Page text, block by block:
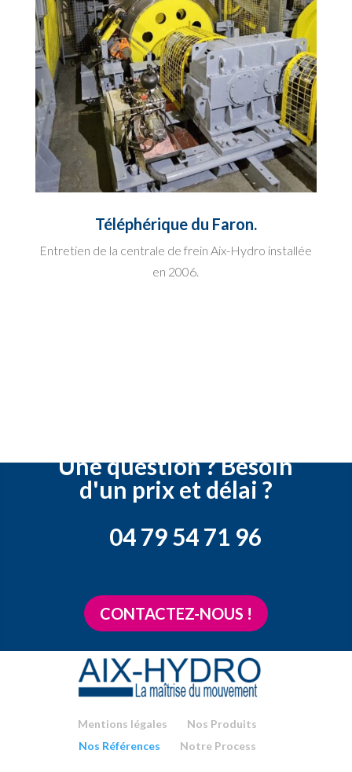
Téléphérique du Faron.
Entretien de la centrale de frein Aix-Hydro installée
en 2006.
Une question ? Besoin
d'un prix et délai ?
04 79 54 71 96
CONTACTEZ-NOUS !
Mentions légales
Nos Produits
Nos Références
Notre Process